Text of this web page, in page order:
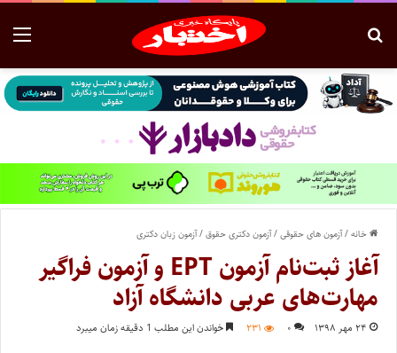
خانه/آزمون های حقوقی/آزمون دکتری حقوق/آزمون زبان دکتری
آغاز ثبت‌نام آزمون EPT و آزمون فراگیر
مهارت‌های عربی دانشگاه آزاد
۲۴ مهر ۱۳۹۸ ۰ ۲۳۱ خواندن این مطلب 1 دقیقه زمان میبرد